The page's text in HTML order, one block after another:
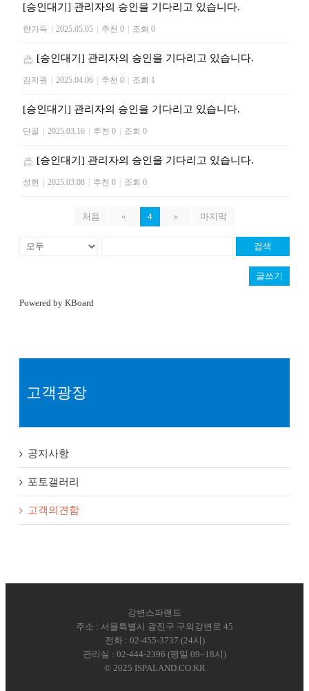
[승인대기] 관리자의 승인을 기다리고 있습니다.
한가득 2025.05.05 추천 0 조회 0
[승인대기] 관리자의 승인을 기다리고 있습니다.
김지원 2025.04.06 추천 0 조회 1
[승인대기] 관리자의 승인을 기다리고 있습니다.
단골 2025.03.16 추천 0 조회 0
[승인대기] 관리자의 승인을 기다리고 있습니다.
성현 2025.03.08 추천 0 조회 0
처음 « 4 » 마지막
검색
글쓰기
Powered by KBoard
고객광장
공지사항
포토갤러리
고객의견함
강변스파랜드
주소 : 서울특별시 광진구 구의강변로 45
전화 : 02-455-3737 (24시)
관리실 : 02-444-2396 (평일 09~18시)
© 2025 ISPALAND.CO.KR